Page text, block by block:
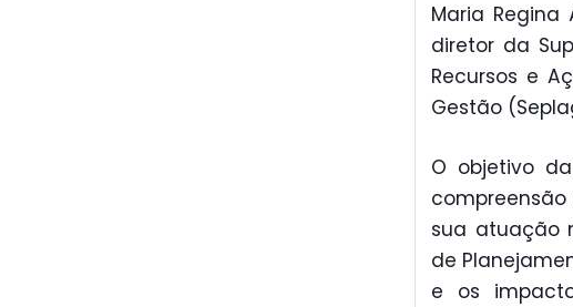
Maria Regina
diretor da
Recursos e
Gestão
O objetivo
sua atuação
de
e os